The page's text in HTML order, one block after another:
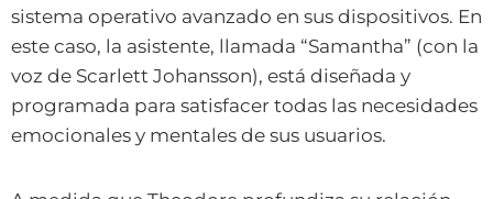
sistema operativo avanzado en sus dispositivos. En
este caso, la asistente, llamada “Samantha” (con la
voz de Scarlett Johansson), está diseñada y
programada para satisfacer todas las necesidades
emocionales y mentales de sus usuarios.